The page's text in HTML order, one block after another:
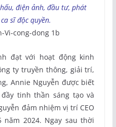
điện ảnh, đầu tư, phát
sĩ độc quyền.
đạt với hoạt động kinh
ty truyền thông, giải trí,
Annie Nguyễn được biết
tinh thần sáng tạo và
đảm nhiệm vị trí CEO
2024. Ngay sau thời